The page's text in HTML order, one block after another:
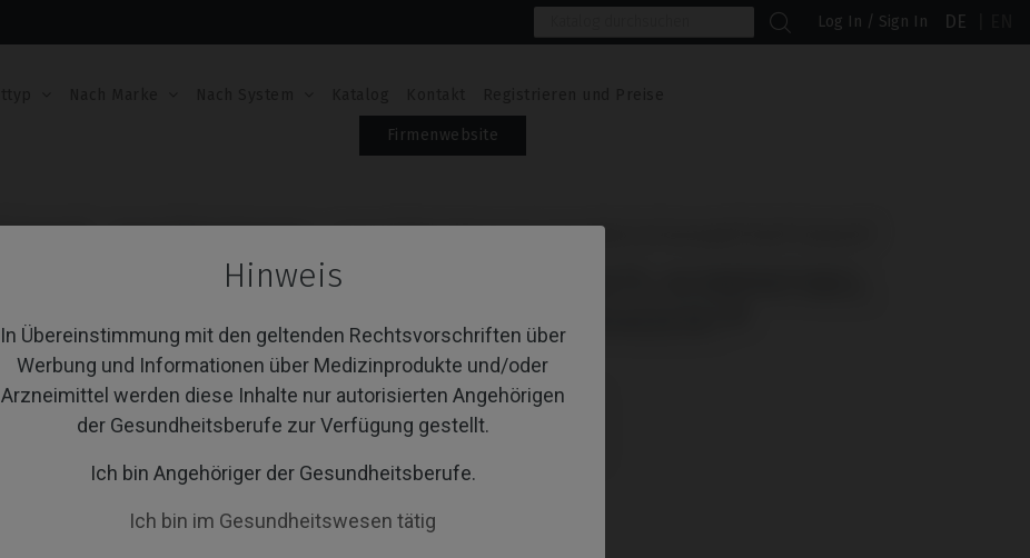
Hinweis
In Übereinstimmung mit den geltenden Rechtsvorschriften über
Werbung und Informationen über Medizinprodukte und/oder
Arzneimittel werden diese Inhalte nur autorisierten Angehörigen
der Gesundheitsberufe zur Verfügung gestellt.
Ich bin Angehöriger der Gesundheitsberufe.
Ich bin im Gesundheitswesen tätig
Log In / Sign In DE
Firmenwebsite
Angussfähige Abutments kompatibel mit Dentsply® Xive® Friadent®
ANGUSSFÄHIGE ABUTMENTS KOMPATIBEL
MIT DENTSPLY® XIVE® FRIADENT®
Artikel-Nr.: IPD/IA-HR-00
Schraube nicht enthalten: muss separat bestellt werden.
Schraube nicht enthalten: muss separat bestellt werden.
Schraube nicht enthalten: muss separat bestellt werden.
PLATTFORM